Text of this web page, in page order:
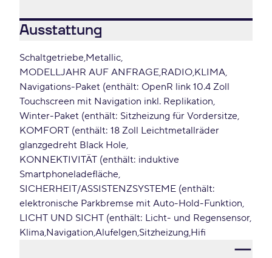
Ausstattung
Schaltgetriebe Metallic
MODELLJAHR AUF ANFRAGE RADIO KLIMA
Navigations-Paket (enthält: OpenR link 10.4 Zoll
Touchscreen mit Navigation inkl. Replikation
Winter-Paket (enthält: Sitzheizung für Vordersitze
KOMFORT (enthält: 18 Zoll Leichtmetallräder
glanzgedreht Black Hole
KONNEKTIVITÄT (enthält: induktive
Smartphoneladefläche
SICHERHEIT/ASSISTENZSYSTEME (enthält:
elektronische Parkbremse mit Auto-Hold-Funktion
LICHT UND SICHT (enthält: Licht- und Regensensor
Klima Navigation Alufelgen Sitzheizung Hifi